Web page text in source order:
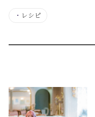
・ レシピ